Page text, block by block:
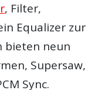
, Filter,
Equalizer zur
bieten neun
Supersaw,
Sync.